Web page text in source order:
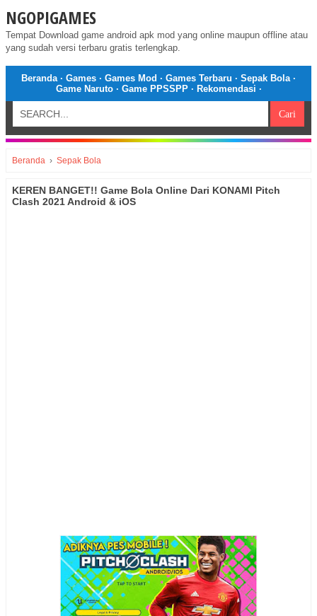
NGOPIGAMES
Tempat Download game android apk mod yang online maupun offline atau
yang sudah versi terbaru gratis terlengkap.
Beranda· Games · Games Mod · Games Terbaru · Sepak Bola·
Game Naruto· Game PPSSPP· Rekomendasi ·
Beranda › Sepak Bola
KEREN BANGET!! Game Bola Online Dari KONAMI Pitch
Clash 2021 Android & iOS